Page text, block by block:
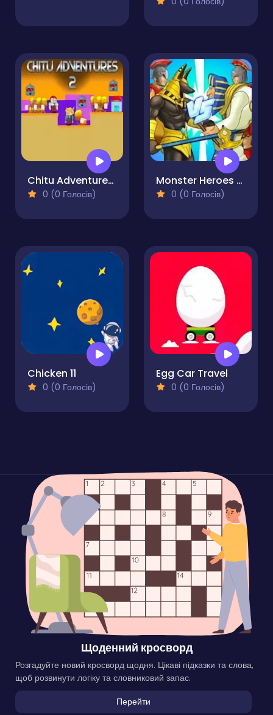
Chitu Adventures 2
0 (0 Голосів)
Monster Heroes of Myths
0 (0 Голосів)
Chicken 11
0 (0 Голосів)
Egg Car Travel
0 (0 Голосів)
Щоденний кросворд
Розгадуйте новий кросворд щодня. Цікаві підказки та слова,
щоб розвинути логіку та словниковий запас.
Перейти